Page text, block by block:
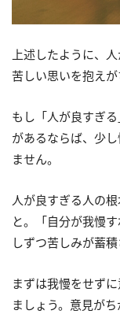
上述したように、
苦しい思いを抱えが
もし「人が良すぎ
があるならば、少
ません。
人が良すぎる人の
と。「自分が我慢
しずつ苦しみが蓄積
まずは我慢をせず
ましょう。意見が